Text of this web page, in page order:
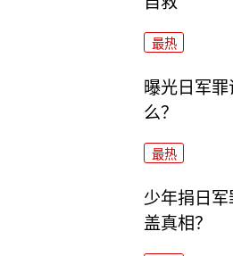
最热
曝光日军
么？
最热
少年捐日
盖真相？